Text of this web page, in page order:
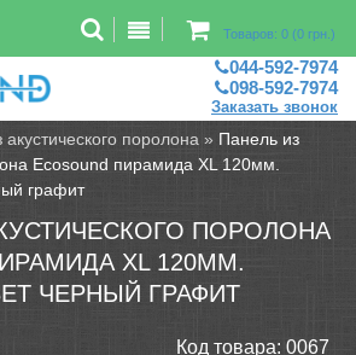
рассчет помещений
Товаров: 0 (0 грн.)
044-592-7974
098-592-7974
Заказать звонок
поролона » Панель из
Ecosound пирамида XL 120мм.
графит
ПОРОЛОНА
XL 120ММ.
ЧЕРНЫЙ ГРАФИТ
Код товара: 0067